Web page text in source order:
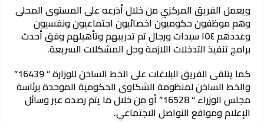
ويعمل الفريق المركزي من خلال أذرعه على المستوى المحلى
وهم موظفون حكوميون اخصائيون اجتماعيون ونفسيون
وعددهم ١٥٤ سيدات ورجال تم تدريبهم وتأهيلهم وفق أحدث
برامج تنفيذ التدخلات اللازمة وحل المشكلات السريعة.
كما يتلقى الفريق البلاغات على الخط الساخن للوزارة ” 16439”
والخط الساخن لمنظومة الشكاوى الحكومية الموحدة برئاسة
مجلس الوزراء “ 16528” أو من خلال ما يتم رصده عبر وسائل
الإعلام ومواقع التواصل الاجتماعي.